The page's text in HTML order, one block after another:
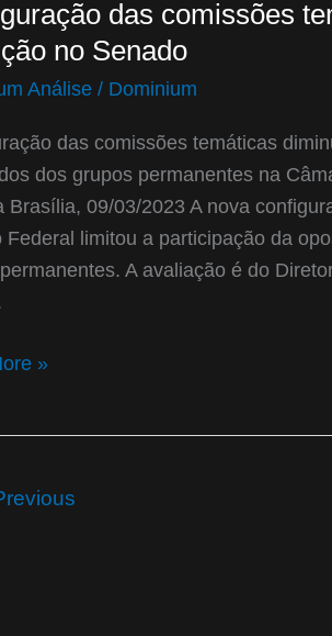
das comissões
no Senado
Análise / Dominium
das comissões temáticas
dos grupos permanentes na
Brasília, 09/03/2023 A nova
Federal limitou a participação da
A avaliação é do
»